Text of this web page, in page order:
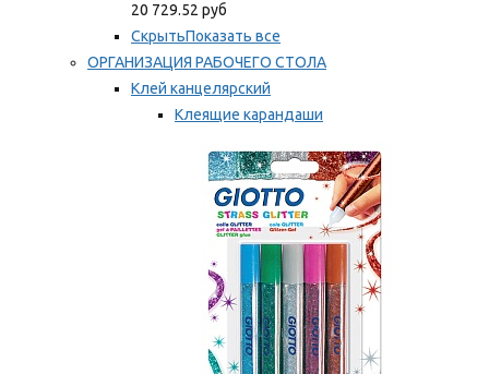
20 729.52 руб
СкрытьПоказать все
ОРГАНИЗАЦИЯ РАБОЧЕГО СТОЛА
Клей канцелярский
Клеящие карандаши
Мы рекомендуем